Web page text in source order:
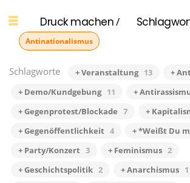
Druck machen/
Antinationalismus
Schlagworte + Veranstaltung 13 +
+ Demo/Kundgebung 11 +
+ Gegenprotest/Blockade 7 +
+ Gegenöffentlichkeit 4 + *Weißt Du
+ Party/Konzert 3 + Feminismus 2
+ Geschichtspolitik 2 + Anarchismus 1